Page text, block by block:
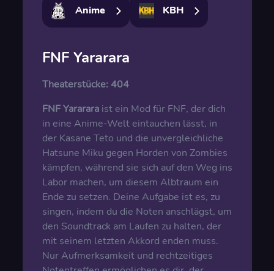
Anime KBH
FNF Yararara
Theaterstücke: 404
FNF Yarararaist ein Mod für FNF, der dich
in eine Anime-Welt eintauchen lässt, in
der Kasane Teto und die unvergleichliche
Hatsune Miku gegen Horden von Zombies
kämpfen, während sie sich auf den Weg ins
Labor machen, um diesem Albtraum ein
Ende zu setzen. Deine Aufgabe ist es, zu
singen, indem du die Noten anschlägst, um
den Soundtrack am Laufen zu halten, der
mit seinem letzten Akkord enden muss.
Nur Aufmerksamkeit und rechtzeitiges